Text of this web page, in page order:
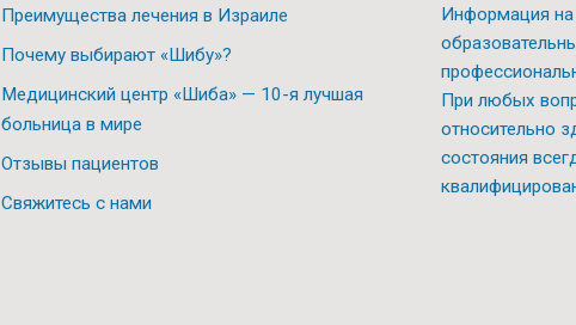
Преимущества лечения в Израиле
Почему выбирают «Шибу»?
Медицинский центр «Шиба» — 10-я лучшая
больница в мире
Отзывы пациентов
Свяжитесь с нами
Информация на
При любых
относительно
состояния